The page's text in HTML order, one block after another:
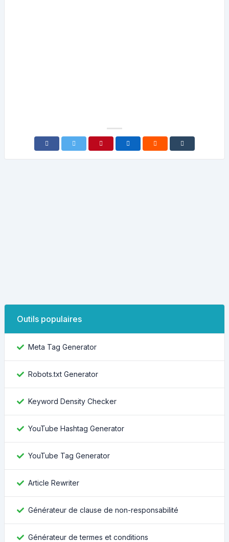
Outils populaires
Meta Tag Generator
Robots.txt Generator
Keyword Density Checker
YouTube Hashtag Generator
YouTube Tag Generator
Article Rewriter
Générateur de clause de non-responsabilité
Générateur de termes et conditions